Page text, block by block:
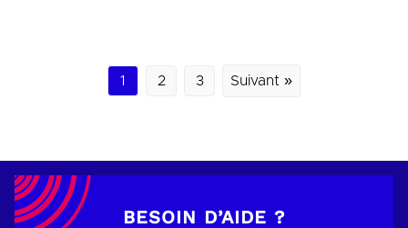
1 2 3 Suivant »
BESOIN D’AIDE ?